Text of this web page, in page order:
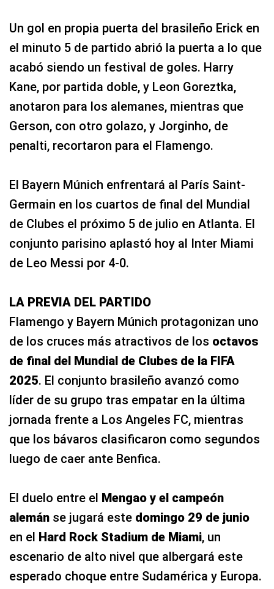
Un gol en propia puerta del brasileño Erick en
el minuto 5 de partido abrió la puerta a lo que
acabó siendo un festival de goles. Harry
Kane, por partida doble, y Leon Goreztka,
anotaron para los alemanes, mientras que
Gerson, con otro golazo, y Jorginho, de
penalti, recortaron para el Flamengo.
El Bayern Múnich enfrentará al París Saint-
Germain en los cuartos de final del Mundial
de Clubes el próximo 5 de julio en Atlanta. El
conjunto parisino aplastó hoy al Inter Miami
de Leo Messi por 4-0.
LA PREVIA DEL PARTIDO
Flamengo y Bayern Múnich protagonizan uno
de los cruces más atractivos de los octavos
de final del Mundial de Clubes de la FIFA
2025. El conjunto brasileño avanzó como
líder de su grupo tras empatar en la última
jornada frente a Los Angeles FC, mientras
que los bávaros clasificaron como segundos
luego de caer ante Benfica.
El duelo entre el Mengao y el campeón
alemán se jugará este domingo 29 de junio
en el Hard Rock Stadium de Miami, un
escenario de alto nivel que albergará este
esperado choque entre Sudamérica y Europa.